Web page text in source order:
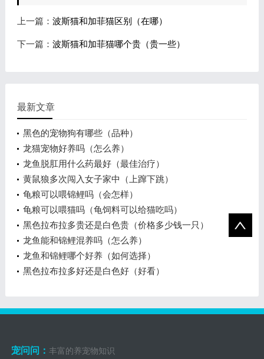
上一篇： 波斯猫和加菲猫区别（在哪）
下一篇： 波斯猫和加菲猫哪个贵（贵一些）
最新文章
黑色的宠物狗有哪些（品种）
龙猫宠物好养吗（怎么养）
龙鱼脱肛用什么药最好（最佳治疗）
黄鼠狼多次闯入女子家中（上蹿下跳）
龟粮可以喂锦鲤吗（会怎样）
龟粮可以喂猫吗（龟饲料可以给猫吃吗）
黑色拉布拉多贵还是白色贵（价格多少钱一只）
龙鱼能和锦鲤混养吗（怎么养）
龙鱼和锦鲤哪个好养（如何选择）
黑色拉布拉多好还是白色好（好看）
宠问问： 丰富的养宠物知识